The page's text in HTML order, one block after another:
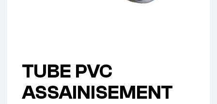
TUBE PVC
ASSAINISEMENT